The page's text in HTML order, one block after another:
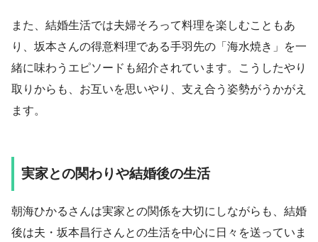
また、結婚生活では夫婦そろって料理を楽しむこともあ
り、坂本さんの得意料理である手羽先の「海水焼き」を一
緒に味わうエピソードも紹介されています。こうしたやり
取りからも、お互いを思いやり、支え合う姿勢がうかがえ
ます。
実家との関わりや結婚後の生活
朝海ひかるさんは実家との関係を大切にしながらも、結婚
後は夫・坂本昌行さんとの生活を中心に日々を送っていま